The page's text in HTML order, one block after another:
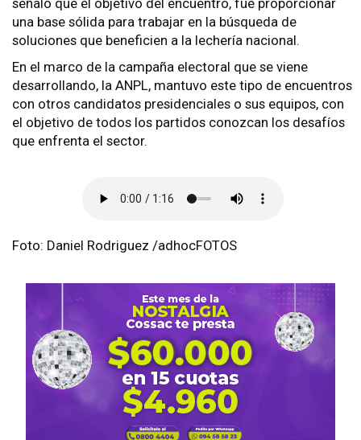
señaló que el objetivo del encuentro, fue proporcionar
una base sólida para trabajar en la búsqueda de
soluciones que beneficien a la lechería nacional.
En el marco de la campaña electoral que se viene
desarrollando, la ANPL, mantuvo este tipo de encuentros
con otros candidatos presidenciales o sus equipos, con
el objetivo de todos los partidos conozcan los desafíos
que enfrenta el sector.
Foto: Daniel Rodriguez /adhocFOTOS